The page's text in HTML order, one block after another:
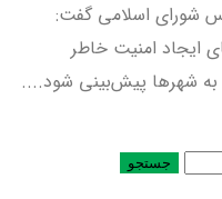
شورای اسلامی گفت:
ایجاد امنیت خاطر
به شهرها پیش‌بینی شود....